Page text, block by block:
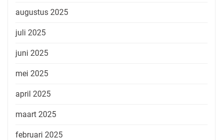
augustus 2025
juli 2025
juni 2025
mei 2025
april 2025
maart 2025
februari 2025